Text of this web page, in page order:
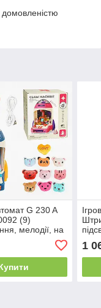
G 230 A
(9)
мелодії, на
та від мережі,
в коробці
1